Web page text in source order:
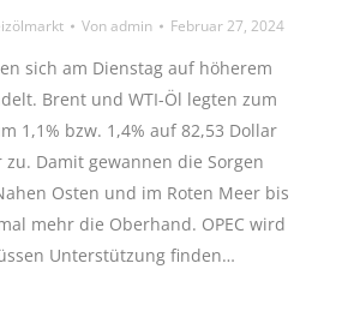
Vonadmin Februar 27, 2024
sich am Dienstag auf höherem
Brent und WTI-Öl legten zum
1,1% bzw. 1,4% auf 82,53 Dollar
zu. Damit gewannen die Sorgen
Osten und im Roten Meer bis
mehr die Oberhand. OPEC wird
Unterstützung finden…